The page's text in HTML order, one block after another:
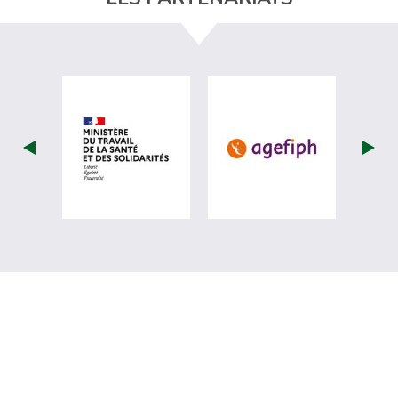
visiter les site de Ministère du travail
visiter les